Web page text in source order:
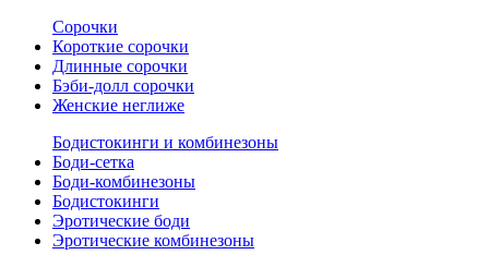
Сорочки
Короткие сорочки
Длинные сорочки
Бэби-долл сорочки
Женские неглиже
Бодистокинги и комбинезоны
Боди-сетка
Боди-комбинезоны
Бодистокинги
Эротические боди
Эротические комбинезоны